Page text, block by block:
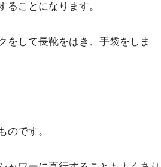
ことになります。
をして長靴をはき、手袋をしま
のです。